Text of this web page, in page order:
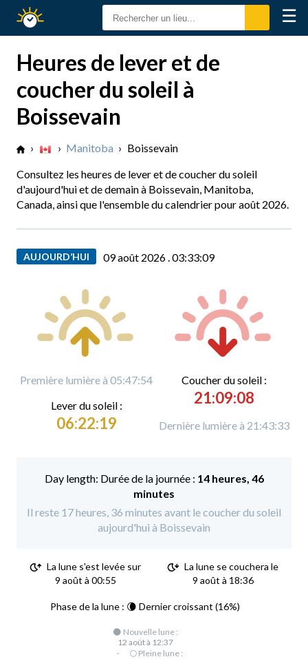
Calendrier
Solaire
☰
Heures de lever et de
coucher du soleil à
Boissevain
› › Manitoba › Boissevain
Consultez les heures de lever et de coucher du soleil
d'aujourd'hui et de demain à Boissevain, Manitoba,
Canada, ainsi que l'ensemble du calendrier pour août 2026.
AUJOURD’HUI 09 août 2026 .03:33:10
Première lumière à 05:47:54
Lever du soleil :
06:22:19
Coucher du soleil :
21:09:08
Dernière lumière à 21:43:33
Durée de la journée : 14 heures, 46
minutes
Il reste 17 heures, 36 minutes avant le coucher du soleil
aujourd'hui à Boissevain
La lune s'est levée sur
9 août à 00:55
La lune se couchera le
9 août à 18:36
Phase de la lune : 🌘 Dernier croissant (16%)
🌑 Nouvelle lune :
12 août à 12:37
·
🌕 Pleine lune :